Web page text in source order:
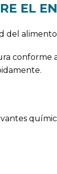
EL
conforme